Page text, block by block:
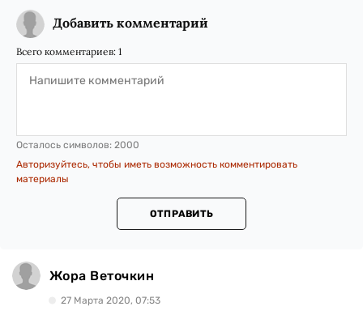
Добавить комментарий
Всего комментариев: 1
Осталось символов: 2000
Авторизуйтесь, чтобы иметь возможность комментировать
материалы
ОТПРАВИТЬ
Жора Веточкин
27 Марта 2020, 07:53